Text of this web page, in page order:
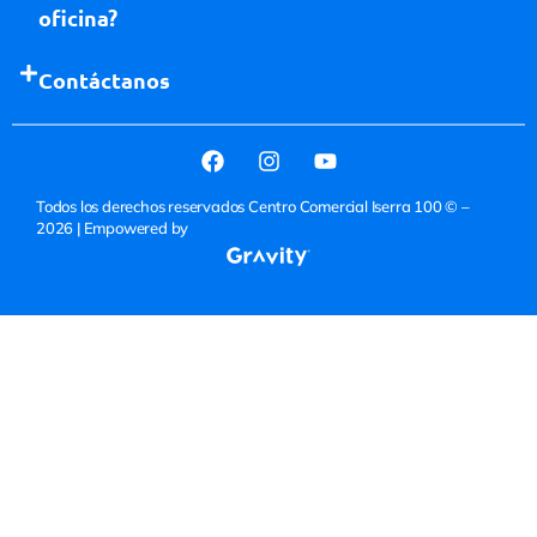
oficina?
Contáctanos
Todos los derechos reservados Centro Comercial Iserra 100 © –
2026 | Empowered by